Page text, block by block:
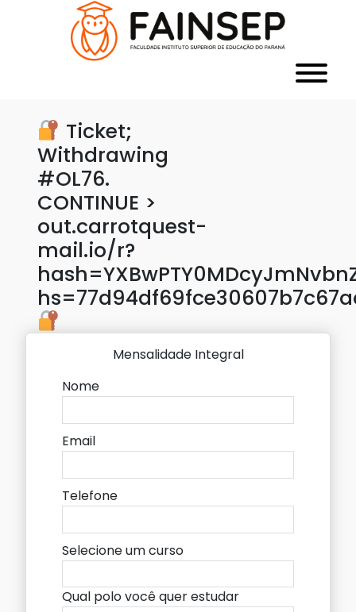
Ticket;
Withdrawing
#OL76.
CONTINUE >
out.carrotquest-
mail.io/r?
Mensalidade Integral
Nome
Email
Telefone
Selecione um curso
Qual polo você quer estudar